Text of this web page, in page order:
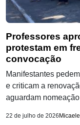
Professores
protestam em
convocação
Manifestantes
e criticam a
aguardam
22 de julho de 2026